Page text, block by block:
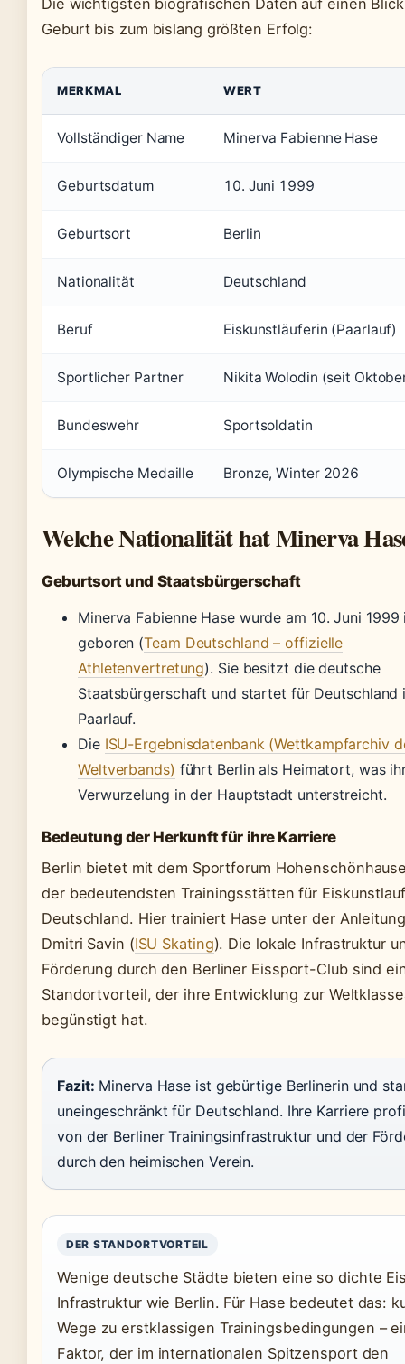
Die wichtigsten biografischen Daten auf einen
Geburt bis zum bislang größten Erfolg:
MERKMAL WERT
Vollständiger Name Minerva Fabienne Hase
Geburtsdatum 10. Juni 1999
Geburtsort Berlin
Nationalität Deutschland
Beruf Eiskunstläuferin (Paarlauf)
Sportlicher Partner Nikita Wolodin (seit
Bundeswehr Sportsoldatin
Olympische Medaille Bronze, Winter 2026
Welche Nationalität hat Minerva
Geburtsort und Staatsbürgerschaft
Minerva Fabienne Hase wurde am 10. Juni 1999
geboren (Team Deutschland – offizielle
Athletenvertretung). Sie besitzt die deutsche
Staatsbürgerschaft und startet für Deutschland
Paarlauf.
Die ISU-Ergebnisdatenbank (Wettkampfarchiv
Weltverbands) führt Berlin als Heimatort, was
Verwurzelung in der Hauptstadt unterstreicht.
Bedeutung der Herkunft für ihre Karriere
Berlin bietet mit dem Sportforum
der bedeutendsten Trainingsstätten für
Deutschland. Hier trainiert Hase unter der
Dmitri Savin (ISU Skating). Die lokale Infrastruktur
Förderung durch den Berliner Eissport-Club sind
Standortvorteil, der ihre Entwicklung zur
begünstigt hat.
Fazit: Minerva Hase ist gebürtige Berlinerin und
uneingeschränkt für Deutschland. Ihre Karriere
von der Berliner Trainingsinfrastruktur und der
durch den heimischen Verein.
DER STANDORTVORTEIL
Wenige deutsche Städte bieten eine so dichte
Infrastruktur wie Berlin. Für Hase bedeutet das:
Wege zu erstklassigen Trainingsbedingungen –
Faktor, der im internationalen Spitzensport den